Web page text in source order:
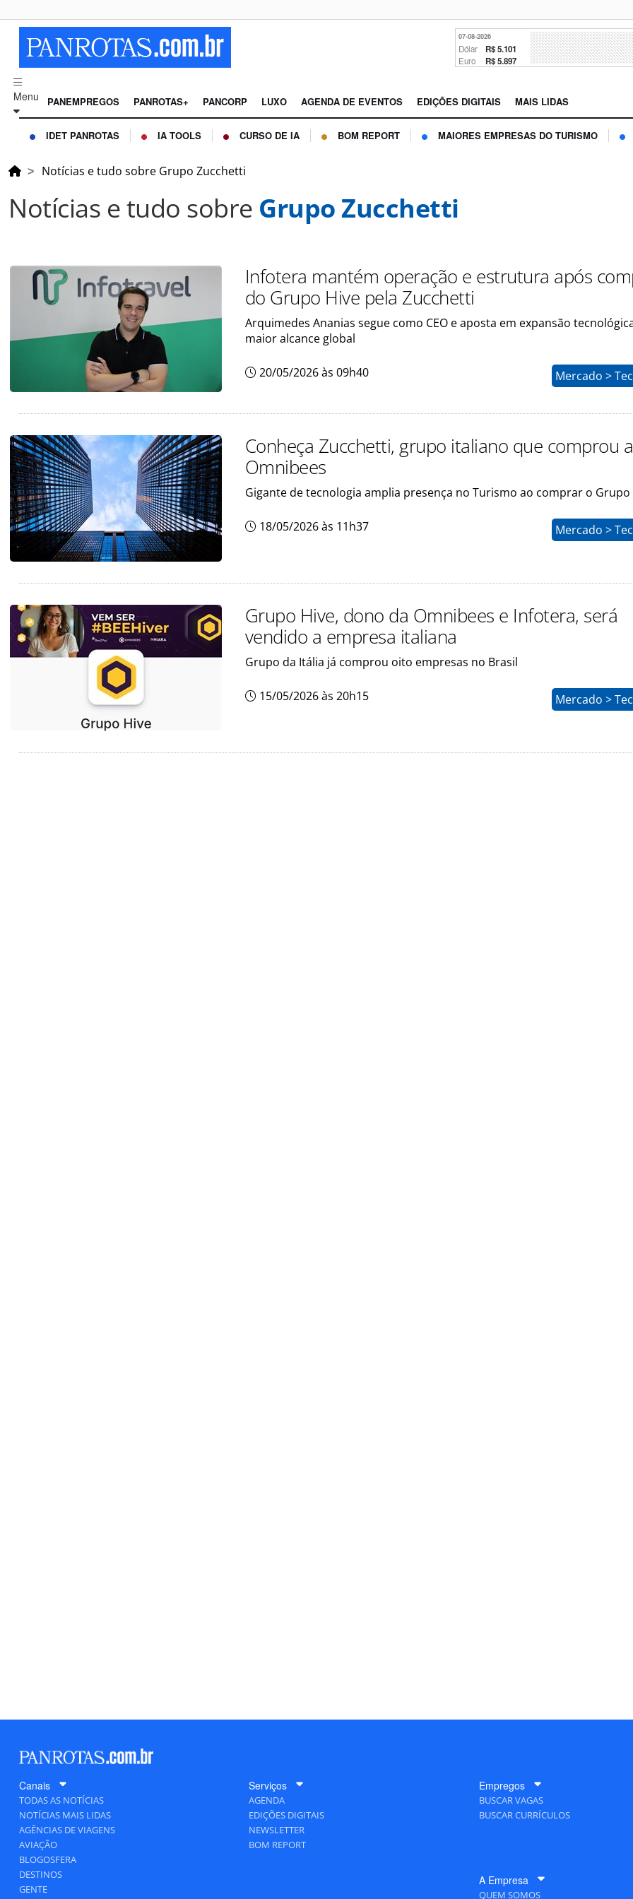
07-08-2026
Dólar R$ 5.101
Euro R$ 5.897
Menu PANEMPREGOS PANROTAS+ PANCORP LUXO AGENDA DE EVENTOS EDIÇÕES DIGITAIS MAIS LIDAS
IDET PANROTAS IA TOOLS CURSO DE IA BOM REPORT MAIORES EMPRESAS DO TURISMO
Notícias e tudo sobre Grupo Zucchetti
Notícias e tudo sobre Grupo Zucchetti
Infotera mantém operação e estrutura após
do Grupo Hive pela Zucchetti
Arquimedes Ananias segue como CEO e aposta em expansão
maior alcance global
20/05/2026 às 09h40 Mercado >
Conheça Zucchetti, grupo italiano que comprou a
Omnibees
Gigante de tecnologia amplia presença no Turismo ao comprar o Grupo
18/05/2026 às 11h37 Mercado >
Grupo Hive, dono da Omnibees e Infotera, será
vendido a empresa italiana
Grupo da Itália já comprou oito empresas no Brasil
15/05/2026 às 20h15 Mercado >
Canais
TODAS AS NOTÍCIAS
NOTÍCIAS MAIS LIDAS
AGÊNCIAS DE VIAGENS
AVIAÇÃO
BLOGOSFERA
DESTINOS
GENTE
Serviços
AGENDA
EDIÇÕES DIGITAIS
NEWSLETTER
BOM REPORT
Empregos
BUSCAR VAGAS
BUSCAR CURRÍCULOS
A Empresa
QUEM SOMOS